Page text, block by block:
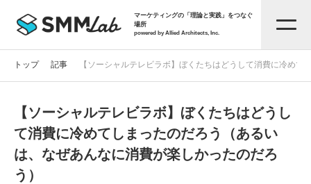
マーケティングの「理論と実践」をつなぐ
場所
powered by Allied Architects, Inc.
記事一覧
タグから探す
トップ 記事 【ソーシャルテレビラボ】ぼくたちはどうして消費に冷め
【ソーシャルテレビラボ】ぼくたちはどうし
て消費に冷めてしまったのだろう（あるい
は、なぜあんなに消費が楽しかったのだろ
う）